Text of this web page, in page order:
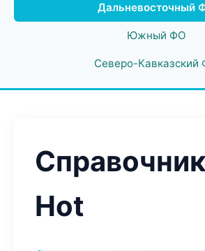
Дальневосточный
Южный ФО
Северо-Кавказский
Hot